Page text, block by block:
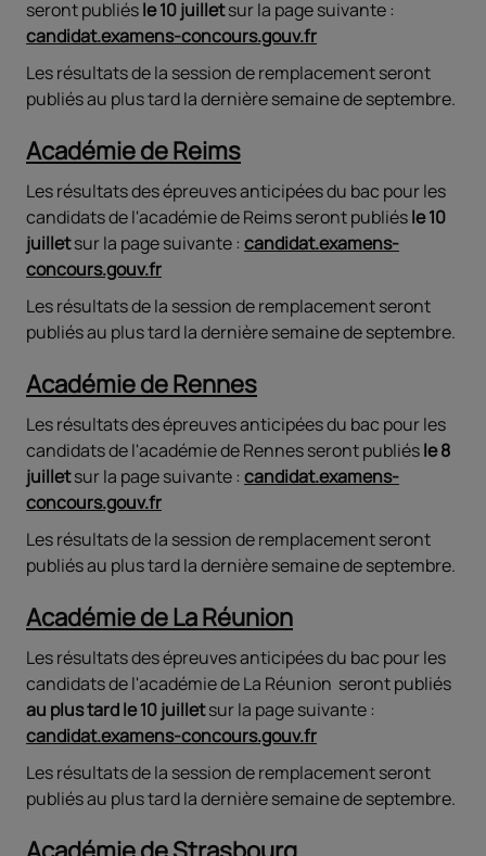
seront publiésle 10 juilletsur la page suivante :
candidat.examens-concours.gouv.fr
Les résultats de la session de remplacement seront
publiés au plus tard la dernière semaine de septembre.
Académie de Reims
Les résultats des épreuves anticipées du bac pour les
candidats de l'académie de Reims seront publiésle 10
juilletsur la page suivante : candidat.examens-
concours.gouv.fr
Les résultats de la session de remplacement seront
publiés au plus tard la dernière semaine de septembre.
Académie de Rennes
Les résultats des épreuves anticipées du bac pour les
candidats de l'académie de Rennes seront publiésle 8
juilletsur la page suivante : candidat.examens-
concours.gouv.fr
Les résultats de la session de remplacement seront
publiés au plus tard la dernière semaine de septembre.
Académie de La Réunion
Les résultats des épreuves anticipées du bac pour les
candidats de l'académie de La Réunion seront publiés
au plus tardle 10 juilletsur la page suivante :
candidat.examens-concours.gouv.fr
Les résultats de la session de remplacement seront
publiés au plus tard la dernière semaine de septembre.